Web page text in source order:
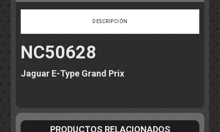
DESCRIPCIÓN
NC50628
Jaguar E-Type Grand Prix
PRODUCTOS RELACIONADOS